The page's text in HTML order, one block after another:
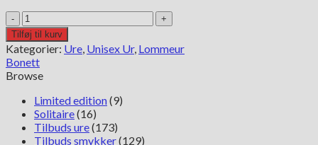
Bonett
lommeur
428DM
antal
Tilføj til kurv
Kategorier: Ure, Unisex Ur, Lommeur
Bonett
Browse
Limited edition(9)
Solitaire(16)
Tilbuds ure(173)
Tilbuds smykker(129)